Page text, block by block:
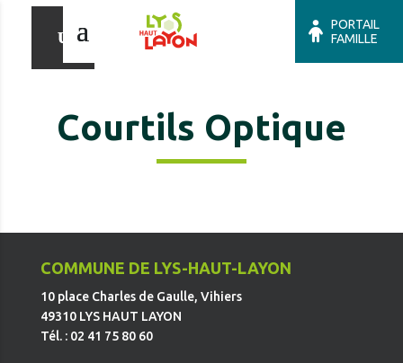
PORTAIL
FAMILLE
Courtils Optique
COMMUNE DE LYS-HAUT-LAYON
10 place Charles de Gaulle, Vihiers
49310 LYS HAUT LAYON
Tél. : 02 41 75 80 60